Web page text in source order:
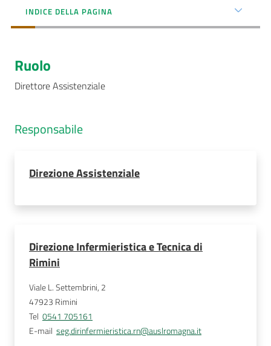
su
INDICE DELLA PAGINA
Ruolo
Direttore Assistenziale
Responsabile
Direzione Assistenziale
Direzione Infermieristica e Tecnica di
Rimini
Viale L. Settembrini, 2
47923 Rimini
Tel 0541 705161
E-mail seg.dirinfermieristica.rn@auslromagna.it